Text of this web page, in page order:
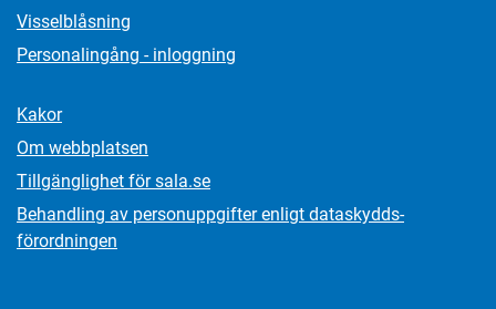
Visselblåsning
Personalingång - inloggning
Kakor
Om webbplatsen
Tillgänglighet för sala.se
Behandling av personuppgifter enligt dataskydds­
förordningen